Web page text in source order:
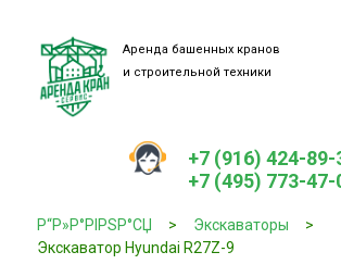
Аренда башенных кранов
и строительной техники
+7 (916) 424-89-
+7 (495) 773-47-
Р“Р»Р°РІРЅР°СЏ > Экскаваторы
>
Экскаватор Hyundai R27Z-9